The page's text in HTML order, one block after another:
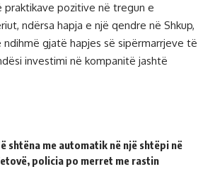
praktikave pozitive në tregun e
ndërsa hapja e një qendre në Shkup,
gjatë hapjes së sipërmarrjeve të
investimi në kompanitë jashtë
shtëna me automatik në një shtëpi në
policia po merret me rastin